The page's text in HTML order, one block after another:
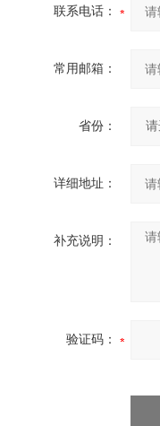
联系电话：
常用邮箱：
省份：
详细地址：
补充说明：
验证码：